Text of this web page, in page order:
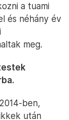
a tuami
és néhány év
meg.
ben,
után